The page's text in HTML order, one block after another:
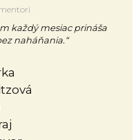
každý mesiac prináša
naháňania.“